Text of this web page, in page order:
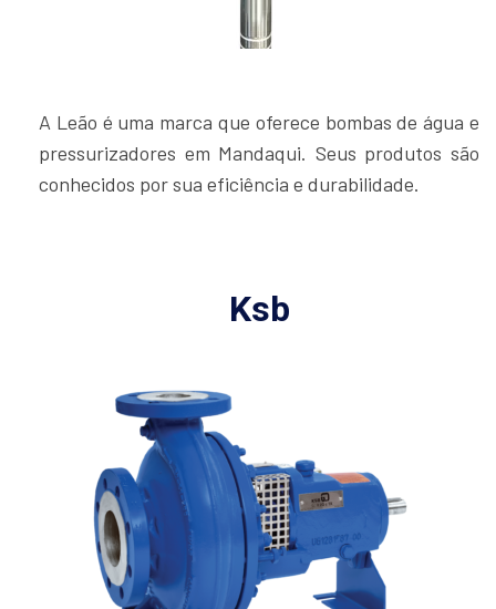
A Leão é uma marca que oferece bombas de água e
pressurizadores em Mandaqui. Seus produtos são
conhecidos por sua eficiência e durabilidade.
Ksb